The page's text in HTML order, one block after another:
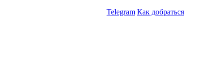
Telegram Как добраться